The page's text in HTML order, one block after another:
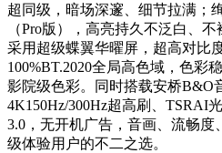
超同级，暗场深邃、细节拉满；
（Pro版），高亮持久不泛白、
采用超级蝶翼华曜屏，超高对比
100%BT.2020全局高色域，色彩
影院级色彩。同时搭载安桥B&O
4K150Hz/300Hz超高刷、TSRAI
3.0，无开机广告，音画、流畅度
级体验用户的不二之选。